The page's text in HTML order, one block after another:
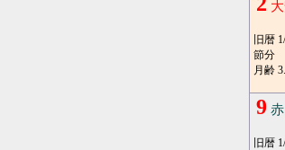
旧暦
節分
月齢
9
旧暦